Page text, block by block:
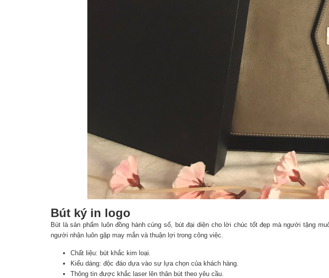
Bút ký in logo
Bút là sản phẩm luôn đồng hành cùng sổ, bút đại diện cho lời chúc tốt đẹp mà người tặng
người nhận luôn gặp may mắn và thuận lợi trong công việc.
Chất liệu: bút khắc kim loại.
Kiểu dáng: độc đáo dựa vào sự lựa chọn của khách hàng.
Thông tin được khắc laser lên thân bút theo yêu cầu.